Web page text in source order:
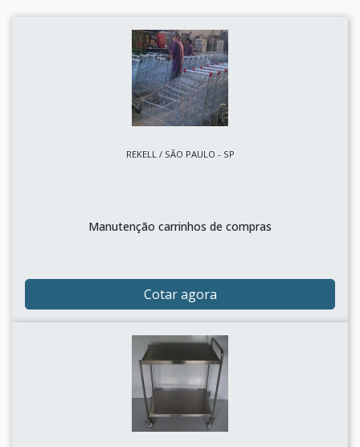
REKELL / SÃO PAULO - SP
Manutenção carrinhos de compras
Cotar agora